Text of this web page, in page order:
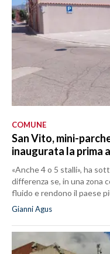
COMUNE
San Vito, mini-
inaugurata la prima
«Anche 4 o 5 stalli», ha
differenza se, in una zona
fluido e rendono il paese
Gianni Agus